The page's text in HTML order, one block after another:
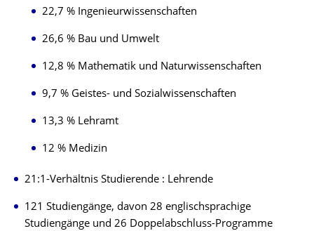
22,7 % Ingenieurwissenschaften
26,6 % Bau und Umwelt
12,8 % Mathematik und Naturwissenschaften
9,7 % Geistes- und Sozialwissenschaften
13,3 % Lehramt
12 % Medizin
21:1-Verhältnis Studierende : Lehrende
121 Studiengänge, davon 28 englischsprachige
Studiengänge und 26 Doppelabschluss-Programme